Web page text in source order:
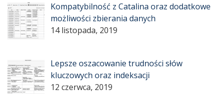
Kompatybilność z Catalina oraz dodatkowe
możliwości zbierania danych
14 listopada, 2019
Lepsze oszacowanie trudności słów
kluczowych oraz indeksacji
12 czerwca, 2019